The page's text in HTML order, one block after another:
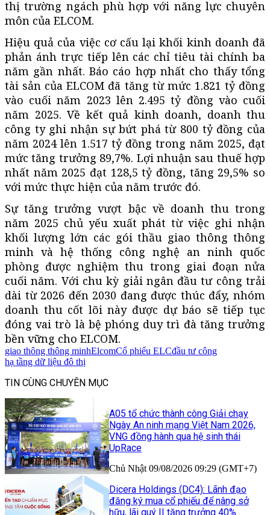
thị trường ngách phù hợp với năng lực chuyên
môn của ELCOM.
Hiệu quả của việc cơ cấu lại khối kinh doanh đã
phản ánh trực tiếp lên các chỉ tiêu tài chính ba
năm gần nhất. Báo cáo hợp nhất cho thấy tổng
tài sản của ELCOM đã tăng từ mức 1.821 tỷ đồng
vào cuối năm 2023 lên 2.495 tỷ đồng vào cuối
năm 2025. Về kết quả kinh doanh, doanh thu
công ty ghi nhận sự bứt phá từ 800 tỷ đồng của
năm 2024 lên 1.517 tỷ đồng trong năm 2025, đạt
mức tăng trưởng 89,7%. Lợi nhuận sau thuế hợp
nhất năm 2025 đạt 128,5 tỷ đồng, tăng 29,5% so
với mức thực hiện của năm trước đó.
Sự tăng trưởng vượt bậc về doanh thu trong
năm 2025 chủ yếu xuất phát từ việc ghi nhận
khối lượng lớn các gói thầu giao thông thông
minh và hệ thống công nghệ an ninh quốc
phòng được nghiệm thu trong giai đoạn nửa
cuối năm. Với chu kỳ giải ngân đầu tư công trải
dài từ 2026 đến 2030 đang được thúc đẩy, nhóm
doanh thu cốt lõi này được dự báo sẽ tiếp tục
đóng vai trò là bệ phóng duy trì đà tăng trưởng
bền vững cho ELCOM.
giao thông thông minhElcomCổ phiếu ELCđầu tư công
hạ tầng dữ liệu đô thị
TIN CÙNG CHUYÊN MỤC
A05 tổ chức thành công Giải chạy
Ngày An ninh mạng Việt Nam 2026,
VNG đồng hành qua hệ sinh thái
UpRace
Chủ Nhật 09/08/2026 09:29 (GMT+7)
Dicera Holdings (DC4): Lãnh đạo
đăng ký mua cổ phiếu để nâng sở
hữu, lãi quý II tăng trưởng 40%